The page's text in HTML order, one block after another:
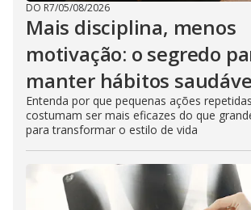
DO R7/05/08/2026
Mais disciplina, menos
motivação: o segredo
manter hábitos
Entenda por que pequenas ações
costumam ser mais eficazes do que
para transformar o estilo de vida